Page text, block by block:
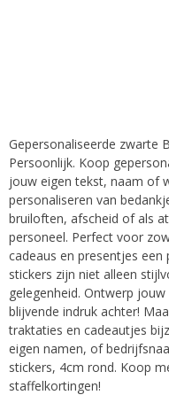
Gepersonaliseerde zwarte
Persoonlijk. Koop
jouw eigen tekst, naam of
personaliseren van
bruiloften, afscheid of als
personeel. Perfect voor
cadeaus en presentjes
stickers zijn niet alleen
gelegenheid. Ontwerp
blijvende indruk achter!
traktaties en cadeautjes
eigen namen, of
stickers, 4cm rond. Koop
staffelkortingen!